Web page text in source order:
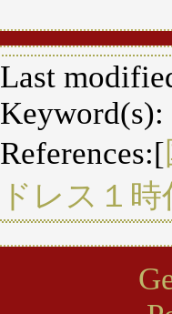
Last
Keyword(s):
References:[
ドレス１時